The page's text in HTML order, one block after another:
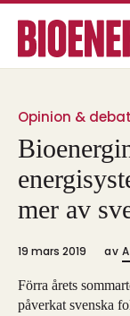
Opinion &
mer av
19 mars 2019 av
Förra årets
påverkat svenska